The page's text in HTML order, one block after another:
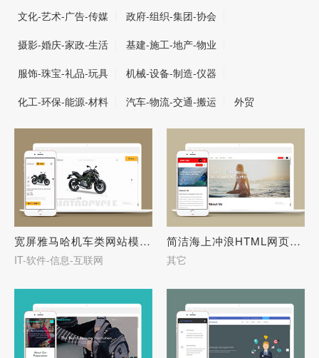
文化-艺术-广告-传媒
政府-组织-集团-协会
摄影-婚庆-家政-生活
基建-施工-地产-物业
服饰-珠宝-礼品-玩具
机械-设备-制造-仪器
化工-环保-能源-材料
汽车-物流-交通-搬运 外贸
宽屏雅马哈机车类网站模板下载-27667
IT-软件-信息-互联网
简洁海上冲浪HTML网页模板下载-27666
其它